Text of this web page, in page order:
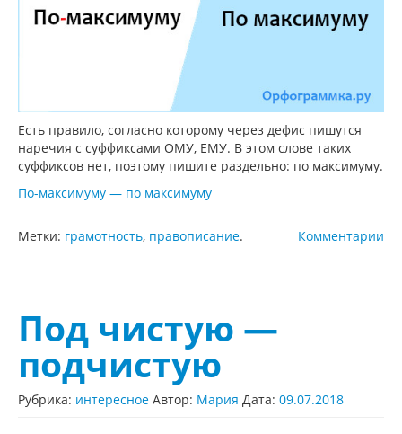
Есть правило, согласно которому через дефис пишутся
наречия с суффиксами ОМУ, ЕМУ. В этом слове таких
суффиксов нет, поэтому пишите раздельно: по максимуму.
По-максимуму — по максимуму
Комментарии
Метки: грамотность, правописание.
Под чистую —
подчистую
Рубрика: интересное Автор: Мария Дата: 09.07.2018